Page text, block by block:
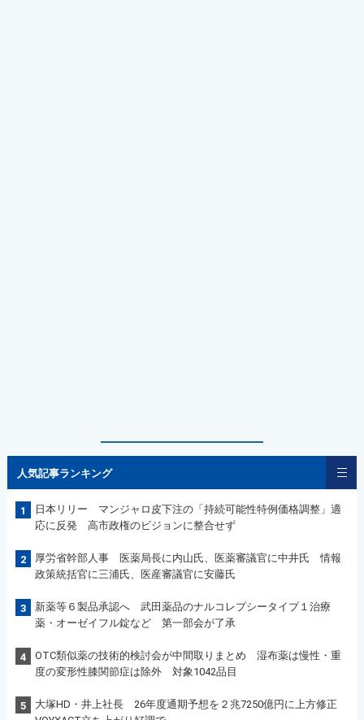
人気記事ランキング
1
日本リリー マンジャロ皮下注の「持続可能性特例価格調整」適
応に反発 高市政権のビジョンに整合せず
2
厚労省幹部人事 医薬局長に内山氏、医薬審議官に中井氏 情報
政策統括官に三浦氏、医産審議官に安藤氏
3
新薬等６製品承認へ 武田薬品のナルコレプシータイプ１治療
薬・オーゼイフル錠など 第一部会が了承
4
OTC類似薬の技術的検討会が中間取りまとめ 湿布薬は慢性・重
度の変形性膝関節症は除外 対象1042品目
5
大塚HD・井上社長 26年度通期予想を２兆7250億円に上方修正